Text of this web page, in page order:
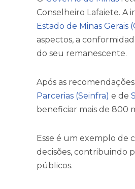
Conselheiro Lafaiete. A
Estado de Minas Gerais
aspectos, a
do seu remanescente.
Após as
Parcerias (Seinfra) e de
beneficiar mais de 800
Esse é um exemplo de
decisões, contribuindo
públicos.